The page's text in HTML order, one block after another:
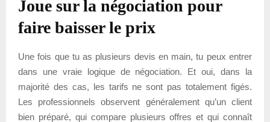
Joue sur la négociation pour
faire baisser le prix
Une fois que tu as plusieurs devis en main, tu peux entrer
dans une vraie logique de négociation. Et oui, dans la
majorité des cas, les tarifs ne sont pas totalement figés.
Les professionnels observent généralement qu’un client
bien préparé, qui compare plusieurs offres et qui connaît